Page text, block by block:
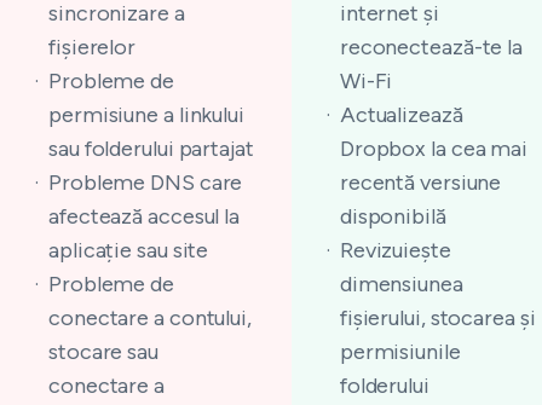
sincronizare a
fișierelor
Probleme de
permisiune a linkului
sau folderului partajat
Probleme DNS care
afectează accesul la
aplicație sau site
Probleme de
conectare a contului,
stocare sau
conectare a
internet și
reconectează-te la
Wi-Fi
Actualizează
Dropbox la cea mai
recentă versiune
disponibilă
Revizuiește
dimensiunea
fișierului, stocarea și
permisiunile
folderului